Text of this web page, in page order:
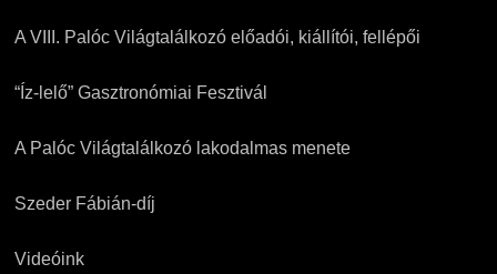
A VIII. Palóc Világtalálkozó előadói, kiállítói, fellépői
“Íz-lelő” Gasztronómiai Fesztivál
A Palóc Világtalálkozó lakodalmas menete
Szeder Fábián-díj
Videóink